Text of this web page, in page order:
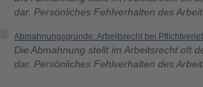
dar. Persönliches Fehlverhalten des
Abmahnungsgründe: Arbeitsrecht bei
Die Abmahnung stellt im Arbeitsrecht oft
dar. Persönliches Fehlverhalten des